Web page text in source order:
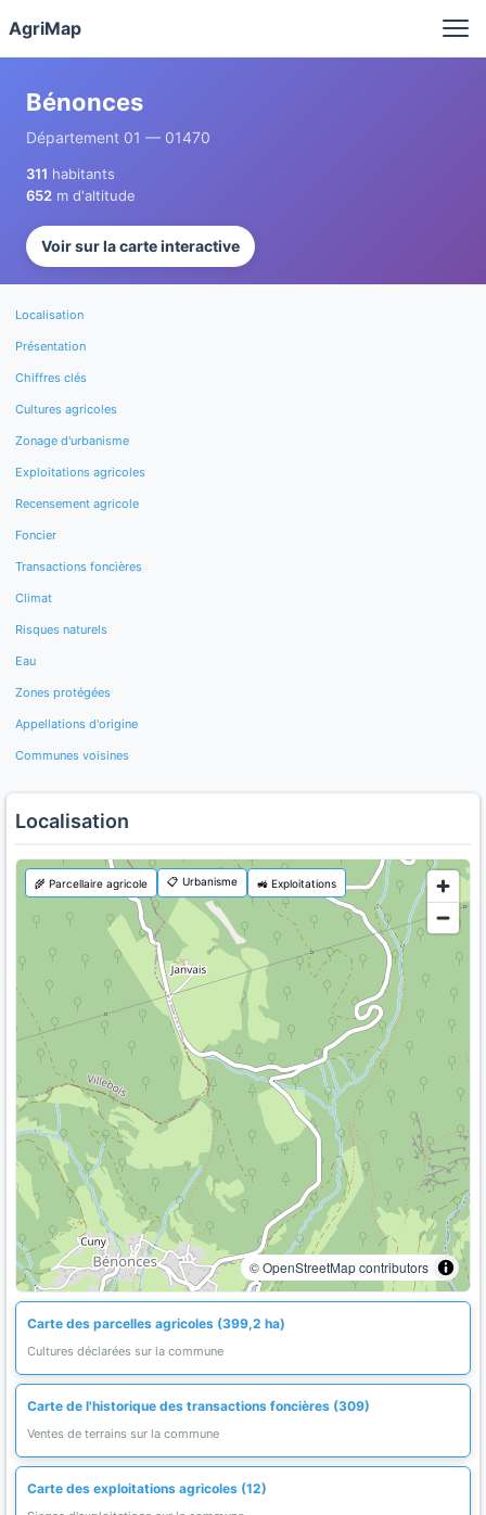
AgriMap
Bénonces
Département 01 — 01470
311 habitants
652 m d'altitude
Voir sur la carte interactive
Localisation
Présentation
Chiffres clés
Cultures agricoles
Zonage d'urbanisme
Exploitations agricoles
Recensement agricole
Foncier
Transactions foncières
Climat
Risques naturels
Eau
Zones protégées
Appellations d'origine
Communes voisines
Localisation
© OpenStreetMap contributors
🌾 Parcellaire agricole 📋 Urbanisme 🚜 Exploitations
Carte des parcelles agricoles (399,2 ha)
Cultures déclarées sur la commune
Carte de l'historique des transactions foncières (309)
Ventes de terrains sur la commune
Carte des exploitations agricoles (12)